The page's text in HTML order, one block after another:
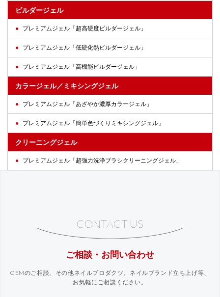
ビルダージェル
プレミアムジェル「超高硬度ビルダージェル」
プレミアムジェル「低硬化熱ビルダージェル」
プレミアムジェル「高機能ビルダージェル」
カラージェル／ミキシングジェル
プレミアムジェル「あざやか濃厚カラージェル」
プレミアムジェル「簡単色づくりミキシングジェル」
クリーニングジェル
プレミアムジェル「超強力洗浄ブラシクリーニングジェル」
CONTACT US
ご相談・お問い合わせ
OEMのご相談、その他ネイルプロダクツ、ネイルブランド立ち上げ等、
お気軽にご相談ください。